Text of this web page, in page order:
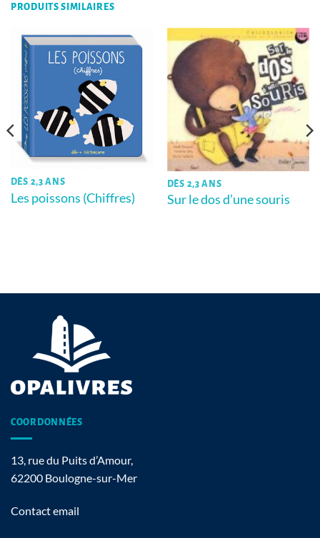
PRODUITS SIMILAIRES
DÈS 2,3 ANS
Les poissons (Chiffres)
DÈS 2,3 ANS
Sur le dos d’une souris
COORDONNÉES
13, rue du Puits d’Amour,
62200 Boulogne-sur-Mer
Contact email